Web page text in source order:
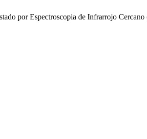
por Espectroscopia de Infrarrojo